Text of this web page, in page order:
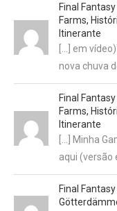
Final
Farms,
Itinerante
[…] em
nova chuva
Final
Farms,
Itinerante
[…] Minha
aqui (versão
Final